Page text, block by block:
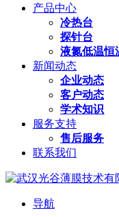
产品中心
冷热台
探针台
液氮低温恒
新闻动态
企业动态
客户动态
学术知识
服务支持
售后服务
联系我们
导航